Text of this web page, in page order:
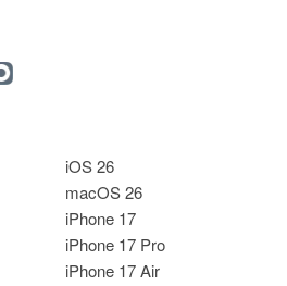
iOS 26
macOS 26
iPhone 17
iPhone 17 Pro
iPhone 17 Air